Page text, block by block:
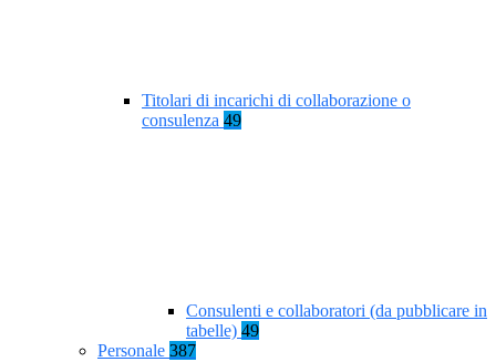
Titolari di incarichi di collaborazione o
consulenza 49
Consulenti e collaboratori (da pubblicare in
tabelle) 49
Personale 387